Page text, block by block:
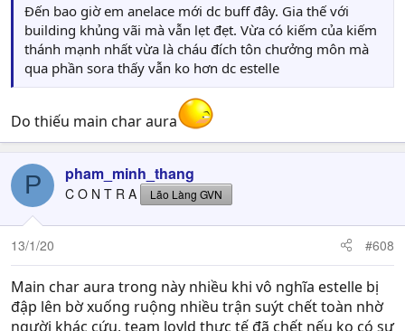
Đến bao giờ em anelace mới dc buff đây. Gia thế với
building khủng vãi mà vẫn lẹt đẹt. Vừa có kiếm của kiếm
thánh mạnh nhất vừa là cháu đích tôn chưởng môn mà
qua phần sora thấy vẫn ko hơn dc estelle
Do thiếu main char aura
P pham_minh_thang
C O N T R A Lão Làng GVN
13/1/20 #608
Main char aura trong này nhiều khi vô nghĩa estelle bị
đập lên bờ xuống ruộng nhiều trận suýt chết toàn nhờ
người khác cứu, team loyld thực tế đã chết nếu ko có sự